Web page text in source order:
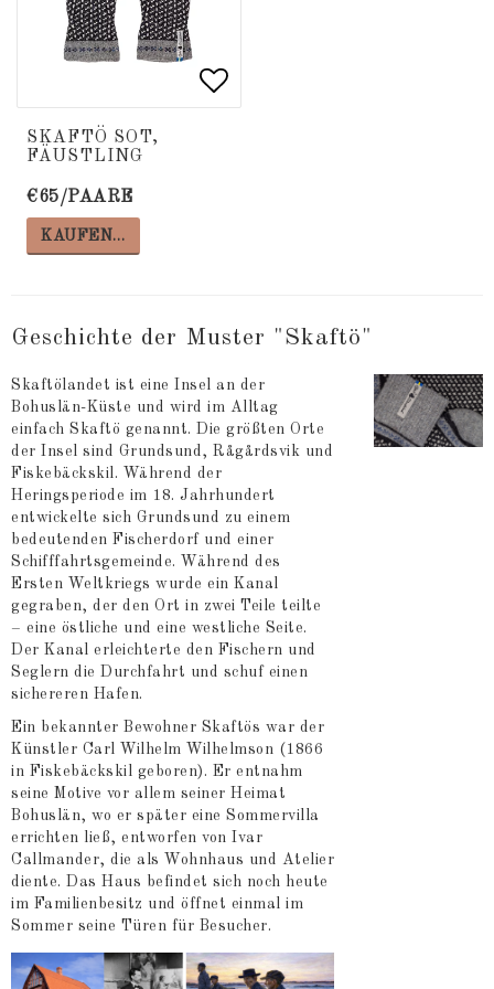
SKAFTÖ SOT,
FÄUSTLING
€65/PAARE
KAUFEN…
Geschichte der Muster "Skaftö"
Skaftölandet ist eine Insel an der
Bohuslän-Küste und wird im Alltag
einfach Skaftö genannt. Die größten Orte
der Insel sind Grundsund, Rågårdsvik und
Fiskebäckskil. Während der
Heringsperiode im 18. Jahrhundert
entwickelte sich Grundsund zu einem
bedeutenden Fischerdorf und einer
Schifffahrtsgemeinde. Während des
Ersten Weltkriegs wurde ein Kanal
gegraben, der den Ort in zwei Teile teilte
– eine östliche und eine westliche Seite.
Der Kanal erleichterte den Fischern und
Seglern die Durchfahrt und schuf einen
sichereren Hafen.
Ein bekannter Bewohner Skaftös war der
Künstler Carl Wilhelm Wilhelmson (1866
in Fiskebäckskil geboren). Er entnahm
seine Motive vor allem seiner Heimat
Bohuslän, wo er später eine Sommervilla
errichten ließ, entworfen von Ivar
Callmander, die als Wohnhaus und Atelier
diente. Das Haus befindet sich noch heute
im Familienbesitz und öffnet einmal im
Sommer seine Türen für Besucher.